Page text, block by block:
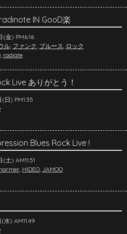
IN GooD楽
(金) PM6:16
ル, ファンク, ブルース, ロック
, radiate
Live ありがとう！
(日) PM1:35
Blues Rock Live !
土) AM11:51
, HIDEO, JAMOO
水) AM11:49